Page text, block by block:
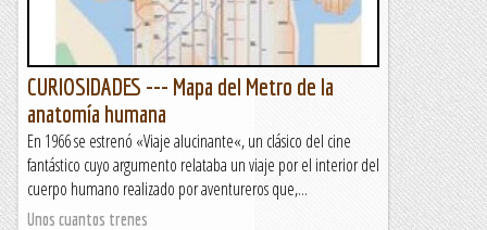
CURIOSIDADES --- Mapa del Metro de la
anatomía humana
En 1966 se estrenó «Viaje alucinante«, un clásico del cine
fantástico cuyo argumento relataba un viaje por el interior del
cuerpo humano realizado por aventureros que,...
Unos cuantos trenes